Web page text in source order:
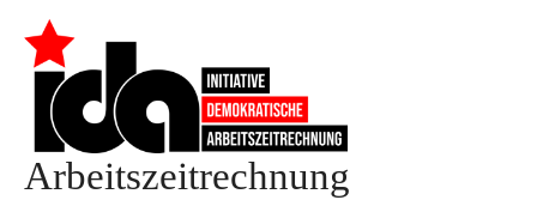
Inhalt
springen
Arbeitszeitrechnung